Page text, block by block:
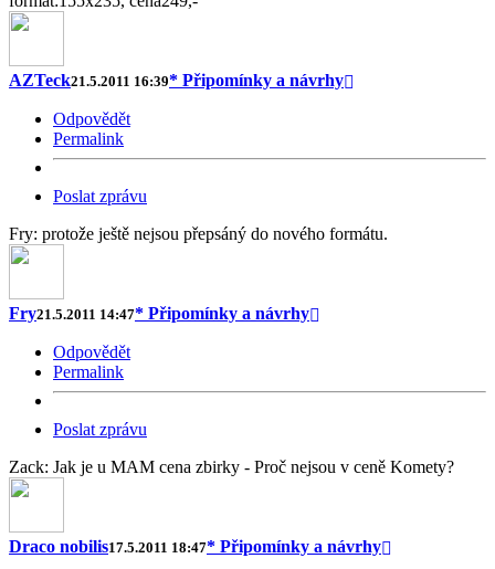
AZTeck21.5.2011 16:39* Připomínky a návrhy
Odpovědět
Permalink
Poslat zprávu
Fry: protože ještě nejsou přepsáný do nového formátu.
Fry21.5.2011 14:47* Připomínky a návrhy
Odpovědět
Permalink
Poslat zprávu
Zack: Jak je u MAM cena zbirky - Proč nejsou v ceně Komety?
Draco nobilis17.5.2011 18:47* Připomínky a návrhy